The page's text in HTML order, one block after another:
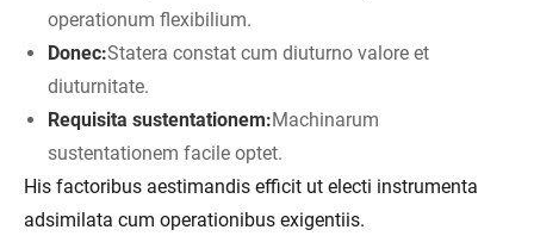
operationum flexibilium.
Donec:Statera constat cum diuturno valore et
diuturnitate.
Requisita sustentationem:Machinarum
sustentationem facile optet.
His factoribus aestimandis efficit ut electi instrumenta
adsimilata cum operationibus exigentiis.